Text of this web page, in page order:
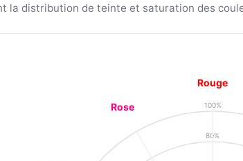
la distribution de teinte et saturation des
80%
100%
Rouge
Rose